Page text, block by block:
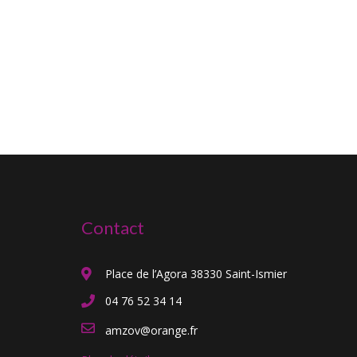
Contact
Place de l’Agora 38330 Saint-Ismier
04 76 52 34 14
amzov@orange.fr